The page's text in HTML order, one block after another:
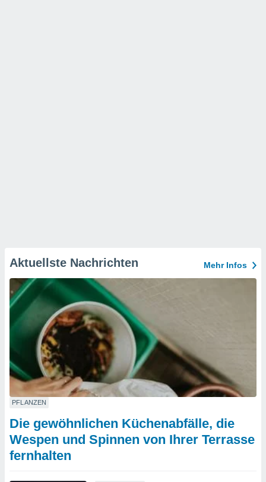
Aktuellste Nachrichten Mehr Infos
PFLANZEN
Die gewöhnlichen Küchenabfälle, die
Wespen und Spinnen von Ihrer Terrasse
fernhalten